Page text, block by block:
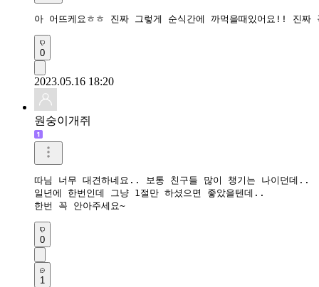
아 어뜨케요ㅎㅎ 진짜 그렇게 순식간에 까먹을때있어요!! 진짜
0
2023.05.16 18:20
원숭이개쥐
따님 너무 대견하네요.. 보통 친구들 많이 챙기는 나이던데..
일년에 한번인데 그냥 1절만 하셨으면 좋았을텐데..
한번 꼭 안아주세요~
0
1